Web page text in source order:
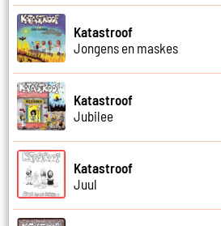
Katastroof
Jongens en maskes
Katastroof
Jubilee
Katastroof
Juul